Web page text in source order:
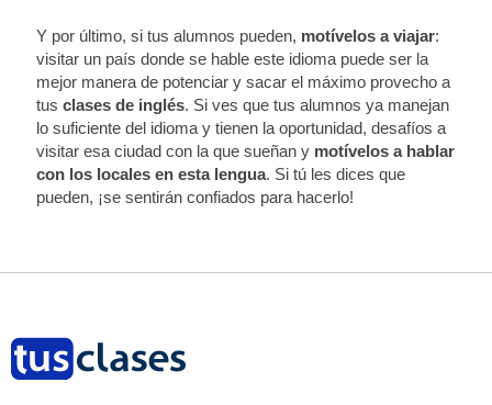
Y por último, si tus alumnos pueden, motívelos a viajar:
visitar un país donde se hable este idioma puede ser la
mejor manera de potenciar y sacar el máximo provecho a
tus clases de inglés. Si ves que tus alumnos ya manejan
lo suficiente del idioma y tienen la oportunidad, desafíos a
visitar esa ciudad con la que sueñan y motívelos a hablar
con los locales en esta lengua. Si tú les dices que
pueden, ¡se sentirán confiados para hacerlo!